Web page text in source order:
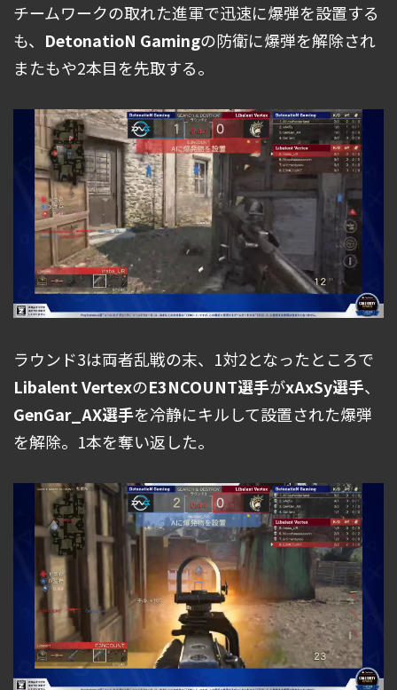
チームワークの取れた進軍で迅速に爆弾を設置する
も、 DetonatioN Gamingの防衛に爆弾を解除され
またもや2本目を先取する。
ラウンド3は両者乱戦の末、1対2となったところで
Libalent VertexのE3NCOUNT選手がxAxSy選手、
GenGar_AX選手を冷静にキルして設置された爆弾
を解除。1本を奪い返した。